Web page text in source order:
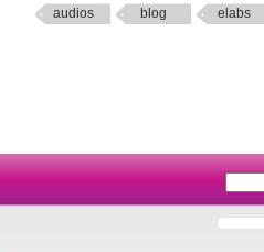
audios blog elabs